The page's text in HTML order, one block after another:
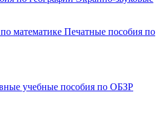
математике Печатные пособия по
учебные пособия по ОБЗР